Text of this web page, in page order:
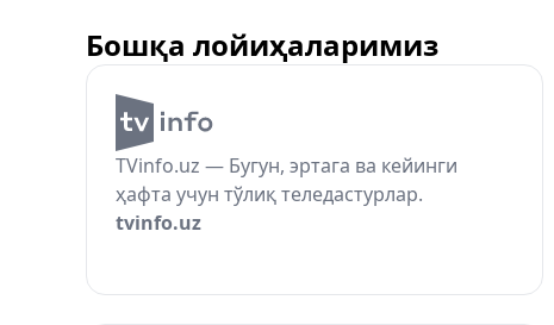
Бошқа лойиҳаларимиз
TVinfo.uz — Бугун, эртага ва кейинги
ҳафта учун тўлиқ теледастурлар.
tvinfo.uz